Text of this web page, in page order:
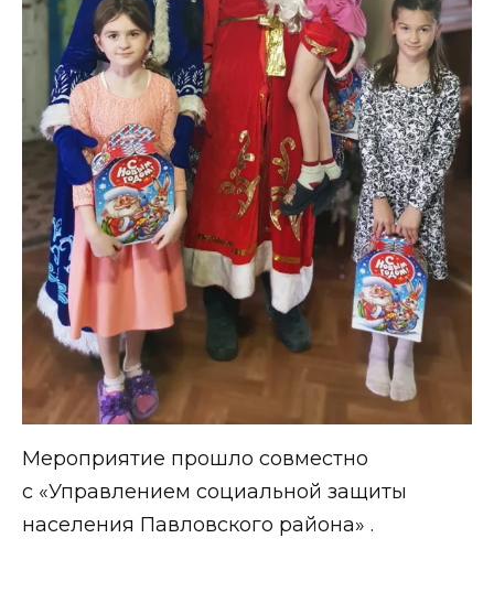
Мероприятие прошло совместно
с «Управлением социальной защиты
населения Павловского района» .